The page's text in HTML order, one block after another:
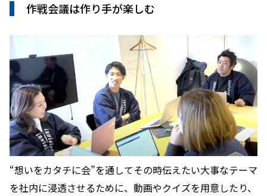
作戦会議は作り手が楽しむ
“想いをカタチに会”を通してその時伝えたい大事なテーマ
を社内に浸透させるために、動画やクイズを用意したり、